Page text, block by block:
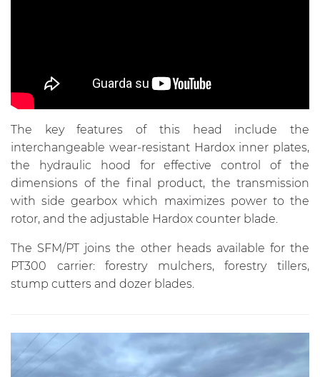
The key features of this head include the
interchangeable wear-resistant Hardox inner plates,
the hydraulic hood for effective control of the
dimensions of the final product, the transmission
with side gearbox which maximizes power to the
rotor, and the adjustable Hardox counter blade.
The SFM/PT joins the other heads available for the
PT300 carrier: forestry mulchers, forestry tillers,
stump cutters and dozer blades.